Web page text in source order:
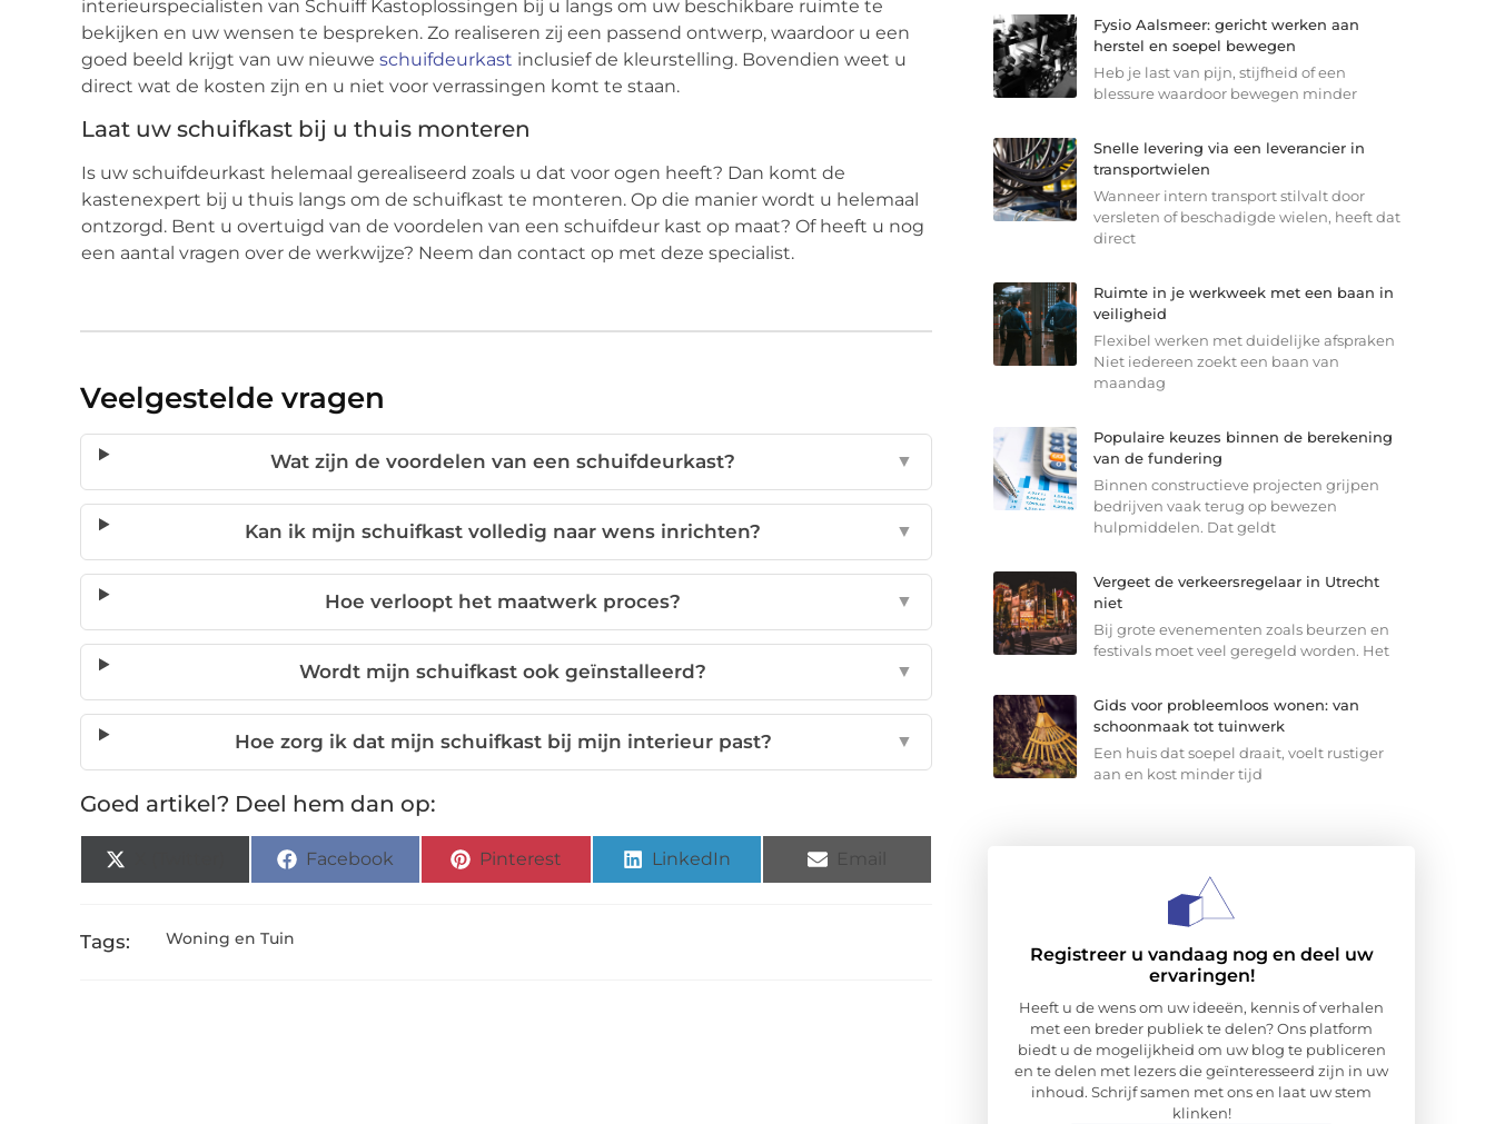
interieurspecialisten van Schuiff Kastoplossingen bij u langs om uw beschikbare ruimte te
bekijken en uw wensen te bespreken. Zo realiseren zij een passend ontwerp, waardoor u een
goed beeld krijgt van uw nieuwe schuifdeurkast inclusief de kleurstelling. Bovendien weet u
direct wat de kosten zijn en u niet voor verrassingen komt te staan.
Laat uw schuifkast bij u thuis monteren
Is uw schuifdeurkast helemaal gerealiseerd zoals u dat voor ogen heeft? Dan komt de
kastenexpert bij u thuis langs om de schuifkast te monteren. Op die manier wordt u helemaal
ontzorgd. Bent u overtuigd van de voordelen van een schuifdeur kast op maat? Of heeft u nog
een aantal vragen over de werkwijze? Neem dan contact op met deze specialist.
Veelgestelde vragen
Wat zijn de voordelen van een schuifdeurkast? ▼
Kan ik mijn schuifkast volledig naar wens inrichten? ▼
Hoe verloopt het maatwerk proces? ▼
Wordt mijn schuifkast ook geïnstalleerd? ▼
Hoe zorg ik dat mijn schuifkast bij mijn interieur past? ▼
Goed artikel? Deel hem dan op:
Facebook Pinterest LinkedIn
Tags: Woning en Tuin
Fysio Aalsmeer: gericht werken aan
herstel en soepel bewegen
Heb je last van pijn, stijfheid of een
blessure waardoor bewegen minder
Snelle levering via een leverancier in
transportwielen
Wanneer intern transport stilvalt door
versleten of beschadigde wielen, heeft dat
direct
Ruimte in je werkweek met een baan in
veiligheid
Flexibel werken met duidelijke afspraken
Niet iedereen zoekt een baan van
maandag
Populaire keuzes binnen de berekening
van de fundering
Binnen constructieve projecten grijpen
bedrijven vaak terug op bewezen
hulpmiddelen. Dat geldt
Vergeet de verkeersregelaar in Utrecht
niet
Bij grote evenementen zoals beurzen en
festivals moet veel geregeld worden. Het
Gids voor probleemloos wonen: van
schoonmaak tot tuinwerk
Een huis dat soepel draait, voelt rustiger
aan en kost minder tijd
Registreer u vandaag nog en deel uw
ervaringen!
Heeft u de wens om uw ideeën, kennis of verhalen
met een breder publiek te delen? Ons platform
biedt u de mogelijkheid om uw blog te publiceren
en te delen met lezers die geïnteresseerd zijn in uw
inhoud. Schrijf samen met ons en laat uw stem
klinken!